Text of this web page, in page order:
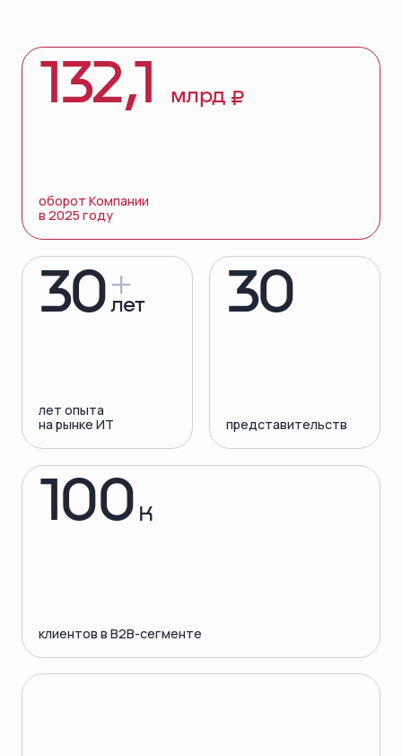
30 лет
лет опыта
на рынке ИТ
30
представительств
132,1 млрд ₽
оборот Компании
в 2025 году
100 K
клиентов в B2B-сегменте